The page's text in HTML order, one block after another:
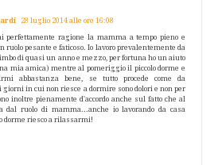
28 luglio 2014 alle ore 16:08
perfettamente ragione la mamma a tempo pieno e
ruolo pesante e faticoso. Io lavoro prevalentemente da
di quasi un anno e mezzo, per fortuna ho un aiuto
mia amica) mentre al pomeriggio il piccolo dorme e
abbastanza bene, se tutto procede come da
in cui non riesce a dormire sono dolori e non per
inoltre pienamente d'accordo anche sul fatto che al
dal ruolo di mamma...anche io lavorando da casa
dorme riesco a rilassarmi!